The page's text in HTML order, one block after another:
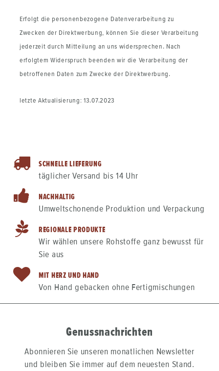
Erfolgt die personenbezogene Datenverarbeitung zu
Zwecken der Direktwerbung, können Sie dieser Verarbeitung
jederzeit durch Mitteilung an uns widersprechen. Nach
erfolgtem Widerspruch beenden wir die Verarbeitung der
betroffenen Daten zum Zwecke der Direktwerbung.
letzte Aktualisierung: 13.07.2023
SCHNELLE LIEFERUNG
täglicher Versand bis 14 Uhr
NACHHALTIG
Umweltschonende Produktion und Verpackung
REGIONALE PRODUKTE
Wir wählen unsere Rohstoffe ganz bewusst für
Sie aus
MIT HERZ UND HAND
Von Hand gebacken ohne Fertigmischungen
Genussnachrichten
Abonnieren Sie unseren monatlichen Newsletter
und bleiben Sie immer auf dem neuesten Stand.